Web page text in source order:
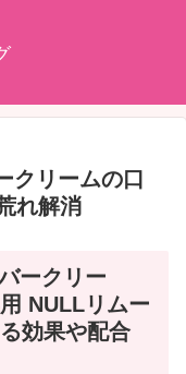
クリームの口
れ解消
ークリー
NULLリムー
効果や配合